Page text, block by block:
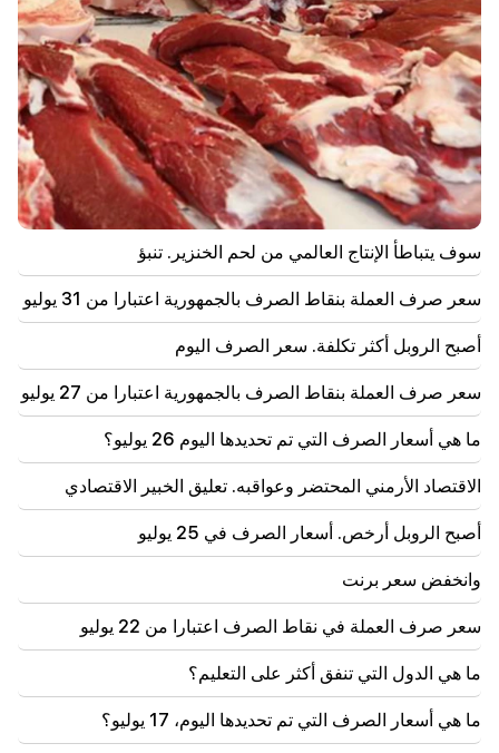
20:38
من أنت لتنادي الكاثوليكوس باسم البركة؟ أمليان (فيديو)
20:20
سوف يتدفق المال مثل النهر. ستصبح علامات الأبراج الثلاثة
هذه غنية في أواخر أغسطس
19:36
حريق كبير في أحد المباني الشاهقة في سايات نوفا. وتم
إجلاء السكان
19:34 مهم
إدارة حقوق الإنسان تعتبر تقرير اللجنة الدستورية بشأن
أرغام أبراهاميان غير مقبول
19:06
مطلوب كجزء من الإجراءات الجنائية
18:44
روبيو: خصصت الولايات المتحدة 201 مليون دولار لتطوير
اتفاقية "تريب" والممر الأوسط
18:34
وأنا على استعداد للعمل من أجل تطوير العلاقات الثنائية.
وزير الخارجية الصيني ميرزويان
18:00
يجب أن أثبت أنني جدير في الملعب. مخيتاريان يتحدث عن
مستقبله في الإنتر.
17:42
سوف يتباطأ الإنتاج العالمي من لحم الخنزير. تنبؤ
سعر صرف العملة بنقاط الصرف بالجمهورية اعتبارا من 31 يوليو
أصبح الروبل أكثر تكلفة. سعر الصرف اليوم
سعر صرف العملة بنقاط الصرف بالجمهورية اعتبارا من 27 يوليو
ما هي أسعار الصرف التي تم تحديدها اليوم 26 يوليو؟
الاقتصاد الأرمني المحتضر وعواقبه. تعليق الخبير الاقتصادي
أصبح الروبل أرخص. أسعار الصرف في 25 يوليو
وانخفض سعر برنت
سعر صرف العملة في نقاط الصرف اعتبارا من 22 يوليو
ما هي الدول التي تنفق أكثر على التعليم؟
ما هي أسعار الصرف التي تم تحديدها اليوم، 17 يوليو؟